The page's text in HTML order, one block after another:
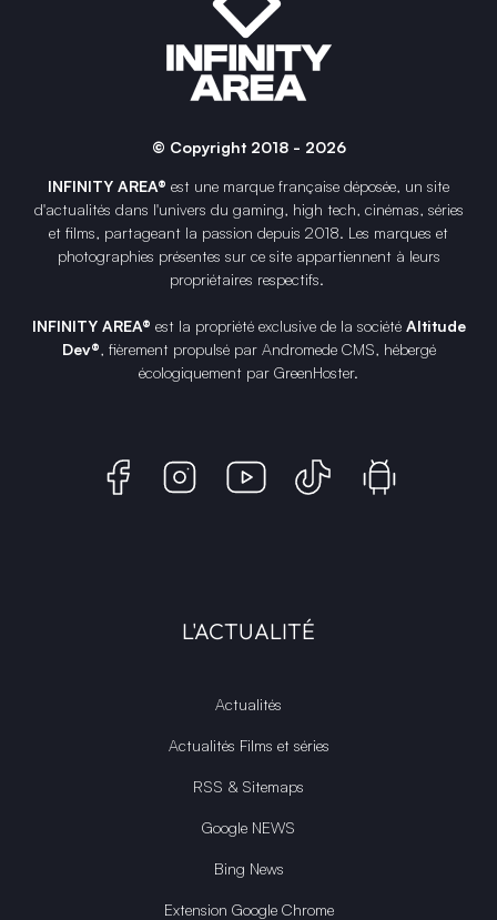
© Copyright 2018 - 2026
INFINITY AREA® est une marque française déposée, un site
d'actualités dans l'univers du gaming, high tech, cinémas, séries
et films, partageant la passion depuis 2018. Les marques et
photographies présentes sur ce site appartiennent à leurs
propriétaires respectifs.
INFINITY AREA® est la propriété exclusive de la société Altitude
Dev®, fièrement propulsé par Andromede CMS, hébergé
écologiquement par GreenHoster.
L'ACTUALITÉ
Actualités
Actualités Films et séries
RSS & Sitemaps
Google NEWS
Bing News
Extension Google Chrome